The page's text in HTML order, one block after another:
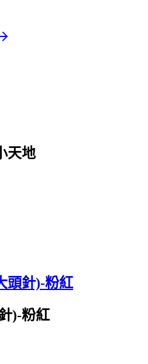
天地
頭針)-粉紅
)-粉紅